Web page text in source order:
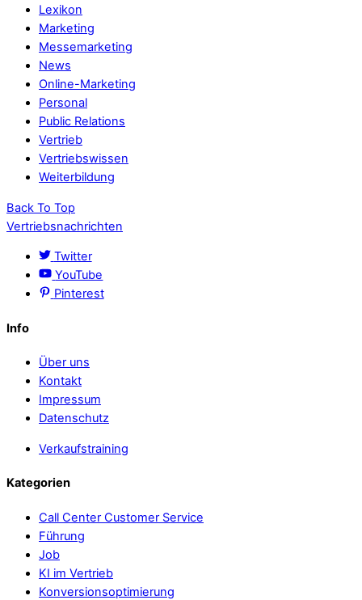
Lexikon
Marketing
Messemarketing
News
Online-Marketing
Personal
Public Relations
Vertrieb
Vertriebswissen
Weiterbildung
Back To Top
Vertriebsnachrichten
Twitter
YouTube
Pinterest
Info
Über uns
Kontakt
Impressum
Datenschutz
Verkaufstraining
Kategorien
Call Center Customer Service
Führung
Job
KI im Vertrieb
Konversionsoptimierung